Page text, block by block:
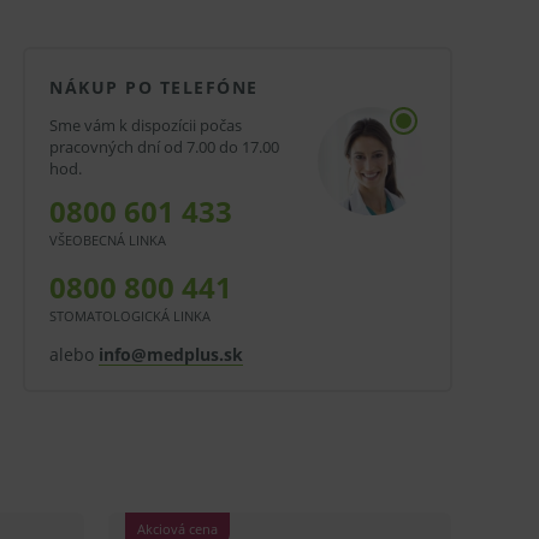
NÁKUP PO TELEFÓNE
Sme vám k dispozícii počas
pracovných dní od 7.00 do 17.00
hod.
0800 601 433
VŠEOBECNÁ LINKA
0800 800 441
STOMATOLOGICKÁ LINKA
alebo info@medplus.sk